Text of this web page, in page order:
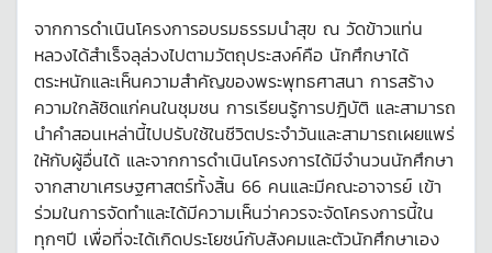
จากการดำเนินโครงการอบรมธรรมนำสุข ณ วัดข้าวแท่น
หลวงได้สำเร็จลุล่วงไปตามวัตถุประสงค์คือ นักศึกษาได้
ตระหนักและเห็นความสำคัญของพระพุทธศาสนา การสร้าง
ความใกล้ชิดแก่คนในชุมชน การเรียนรู้การปฎิบัติ และสามารถ
นำคำสอนเหล่านี้ไปปรับใช้ในชีวิตประจำวันและสามารถเผยแพร่
ให้กับผู้อื่นได้ และจากการดำเนินโครงการได้มีจำนวนนักศึกษา
จากสาขาเศรษฐศาสตร์ทั้งสิ้น 66 คนและมีคณะอาจารย์ เข้า
ร่วมในการจัดทำและได้มีความเห็นว่าควรจะจัดโครงการนี้ใน
ทุกๆปี เพื่อที่จะได้เกิดประโยชน์กับสังคมและตัวนักศึกษาเอง